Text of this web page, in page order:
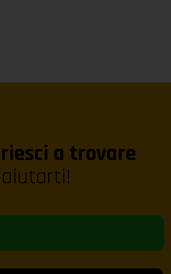
a trovare